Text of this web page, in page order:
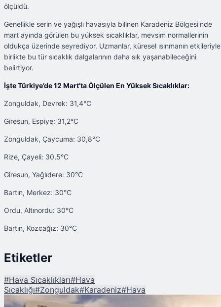
ölçüldü.
Genellikle serin ve yağışlı havasıyla bilinen Karadeniz Bölgesi’nde
mart ayında görülen bu yüksek sıcaklıklar, mevsim normallerinin
oldukça üzerinde seyrediyor. Uzmanlar, küresel ısınmanın etkileriyle
birlikte bu tür sıcaklık dalgalarının daha sık yaşanabileceğini
belirtiyor.
İşte Türkiye’de 12 Mart’ta Ölçülen En Yüksek Sıcaklıklar:
Zonguldak, Devrek: 31,4°C
Giresun, Espiye: 31,2°C
Zonguldak, Çaycuma: 30,8°C
Rize, Çayeli: 30,5°C
Giresun, Yağlıdere: 30°C
Bartın, Merkez: 30°C
Ordu, Altınordu: 30°C
Bartın, Kozcağız: 30°C
Etiketler
#Hava Sıcaklıkları#Hava
Sıcaklığı#Zonguldak#Karadeniz#Hava